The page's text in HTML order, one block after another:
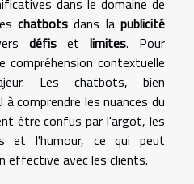
dans le domaine de
chatbots dans la publicité
défis et limites. Pour
compréhension contextuelle
Les chatbots, bien
comprendre les nuances du
être confus par l'argot, les
et l'humour, ce qui peut
effective avec les clients.